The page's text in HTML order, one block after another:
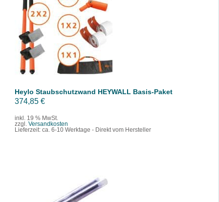
IN DEN WARENKORB
DETAILS
Heylo Staubschutzwand HEYWALL Basis-Paket
374,85 €
inkl. 19 % MwSt.
zzgl. Versandkosten
Lieferzeit: ca. 6-10 Werktage - Direkt vom Hersteller
IN DEN WARENKORB